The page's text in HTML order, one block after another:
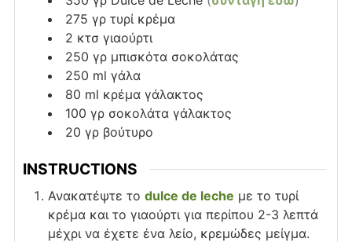
275 γρ τυρί κρέμα
2 κτσ γιαούρτι
250 γρ μπισκότα σοκολάτας
250 ml γάλα
80 ml κρέμα γάλακτος
100 γρ σοκολάτα γάλακτος
20 γρ βούτυρο
INSTRUCTIONS
Ανακατέψτε το dulce de leche με το τυρί
κρέμα και το γιαούρτι για περίπου 2-3 λεπτά
μέχρι να έχετε ένα λείο, κρεμώδες μείγμα.